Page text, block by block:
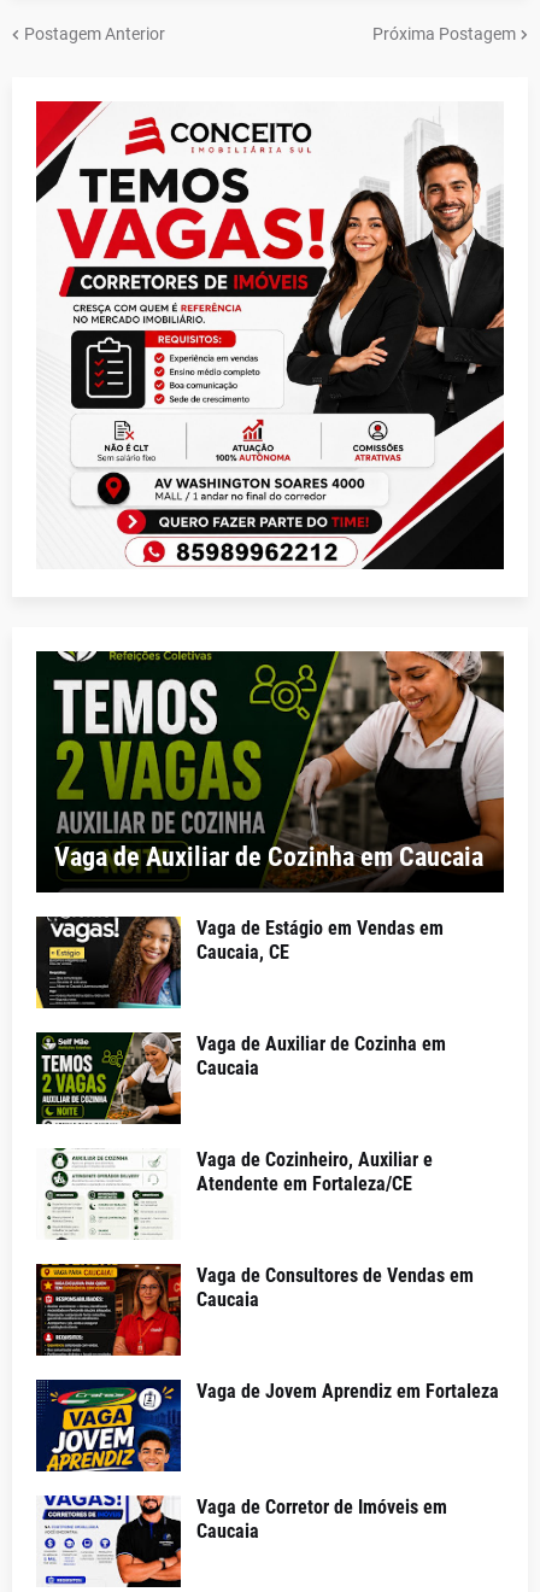
Postagem Anterior Próxima Postagem
Vaga de Auxiliar de Cozinha em Caucaia
Vaga de Estágio em Vendas em
Caucaia, CE
Vaga de Auxiliar de Cozinha em
Caucaia
Vaga de Cozinheiro, Auxiliar e
Atendente em Fortaleza/CE
Vaga de Consultores de Vendas em
Caucaia
Vaga de Jovem Aprendiz em Fortaleza
Vaga de Corretor de Imóveis em
Caucaia